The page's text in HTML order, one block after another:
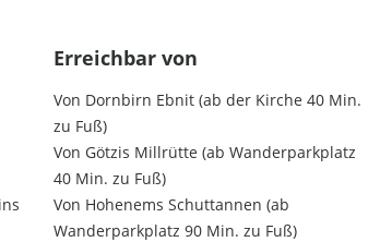
Erreichbar von
Von Dornbirn Ebnit (ab der Kirche 40 Min.
zu Fuß)
Von Götzis Millrütte (ab Wanderparkplatz
40 Min. zu Fuß)
Von Hohenems Schuttannen (ab
Wanderparkplatz 90 Min. zu Fuß)